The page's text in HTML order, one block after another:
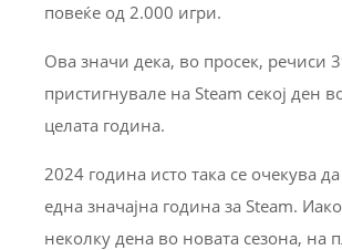
повеќе од 2.000 игри.
Ова значи дека, во просек, речиси
пристигнувале на Steam секој ден
целата година.
2024 година исто така се очекува
една значајна година за Steam.
неколку дена во новата сезона, на